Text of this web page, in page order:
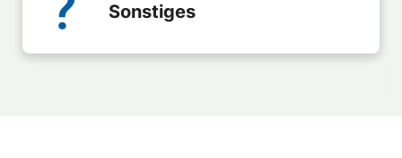
Sonstiges